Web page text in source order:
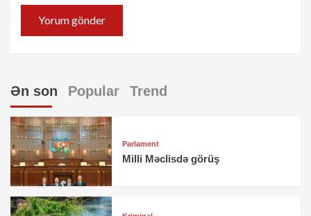
Ən son Popular Trend
Parlament
Milli Məclisdə görüş